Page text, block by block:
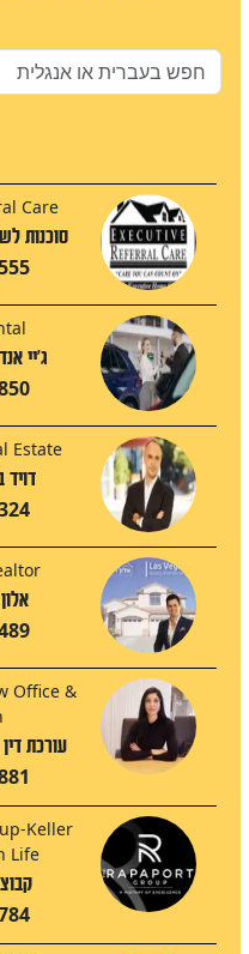
Care
סוכנות
ג'יי
Estate
דויד
Office &
עורכת
Keller
Life